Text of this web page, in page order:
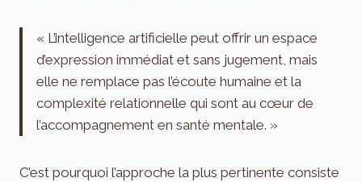
« L’intelligence artificielle peut offrir un espace
d’expression immédiat et sans jugement, mais
elle ne remplace pas l’écoute humaine et la
complexité relationnelle qui sont au cœur de
l’accompagnement en santé mentale. »
C’est pourquoi l’approche la plus pertinente consiste